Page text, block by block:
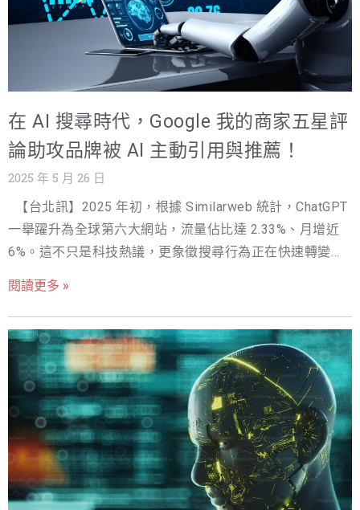
「自然外部連結」與口碑聲量。部落客文章通常具備高度
可讀性與真實使用者經驗，這不僅讓搜尋引擎收錄，更有
助於 AI 將其納入答案生成，創造持續曝光與品牌認知。企
業與部落客的合作，已不只是口碑行銷，而是開啟「AI 主
與故事性 部落客的親身體驗分享，更易被 AI 視為真實可信
的資訊來源。 ✅ 明確結構與關鍵字布局 透過條理分明的文
內容。 ✅ 結合品牌優勢 在部落客故事中自然融入品牌特
色，讓 AI 在引用時更易標註並推薦您的品牌。 ✅ 多媒體與
圖文並茂 搭配高品質圖片、短影片或數據圖表，豐富文章
層次，提升被引用機會。 部落客行銷投放管道： 🌐 合作知
名部落客與專業評測 找尋與品牌理念契合的部落客，透過
等平台，擴大自然曝光與 AI 可見性。 🌐 品牌自有平台串聯
將部落客文章或合作案例放到官網、電子報與社群，強化
SEO 並提升被 AI 抓取的機率。 🌐 跨平台多元發佈 可考慮
部落格平台、討論區及 YouTu
在 AI 搜尋時代，Google 我的商家五星評
論助攻品牌被 AI 主動引用與推薦！
2025 年 5 月 26 日
【台北訊】2025 年初，根據 Similarweb 統計，ChatGPT
一舉躍升為全球第六大網站，流量佔比達 2.33%、月增近
6%。這不只是科技熱議，更象徵搜尋行為正在快速轉變：
即時且權威的答案。Google 近期更積極推動「AI 資訊摘
要」（AI Overview），當使用者輸入問題時，Google 直
接以 AI 生成「整合式答案」，其中甚至包含店家與品牌的
推薦。 在這樣的時代背景下，Google 我的商家五星評論的
重要性被全面放大。這些真實的客戶回饋與正向評價，已
不僅是影響潛在顧客的關鍵，更是被生成式 AI（如
ChatGPT、Google Gemini、Perplexity、Claude）蒐錄與
引用的重要依據。當店家在 Google 我的商家頁面累積大量
且高品質的五星評論，這些評論就會成為 AI 判斷品牌信任
度與權威度的基礎，進而在 AI 生成的答案中，主動向使用
閱讀更多 »